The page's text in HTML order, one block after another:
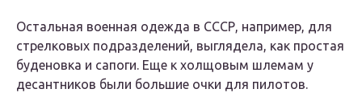
Остальная военная одежда в СССР, например, для
стрелковых подразделений, выглядела, как простая
буденовка и сапоги. Еще к холщовым шлемам у
десантников были большие очки для пилотов.